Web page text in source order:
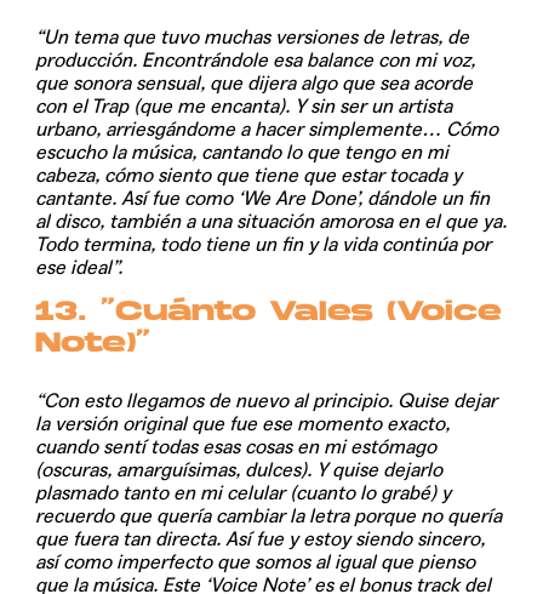
“Un tema que tuvo muchas versiones de letras, de
producción. Encontrándole esa balance con mi voz,
que sonora sensual, que dijera algo que sea acorde
con el Trap (que me encanta). Y sin ser un artista
urbano, arriesgándome a hacer simplemente… Cómo
escucho la música, cantando lo que tengo en mi
cabeza, cómo siento que tiene que estar tocada y
cantante. Así fue como ‘We Are Done’, dándole un fin
al disco, también a una situación amorosa en el que ya.
Todo termina, todo tiene un fin y la vida continúa por
ese ideal”.
13. “Cuánto Vales (Voice
Note)”
“Con esto llegamos de nuevo al principio. Quise dejar
la versión original que fue ese momento exacto,
cuando sentí todas esas cosas en mi estómago
(oscuras, amarguísimas, dulces). Y quise dejarlo
plasmado tanto en mi celular (cuanto lo grabé) y
recuerdo que quería cambiar la letra porque no quería
que fuera tan directa. Así fue y estoy siendo sincero,
así como imperfecto que somos al igual que pienso
que la música. Este ‘Voice Note’ es el bonus track del